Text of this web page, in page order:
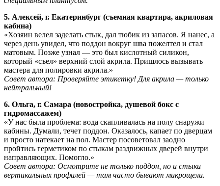
5. Алексей, г. Екатеринбург (съемная квартира, акриловая
кабина)
«Хозяин велел заделать стык, дал тюбик из запасов. Я нанес, а
через день увидел, что поддон вокруг шва пожелтел и стал
матовым. Позже узнал — это был кислотный силикон,
который «съел» верхний слой акрила. Пришлось вызывать
мастера для полировки акрила.»
Совет автора: Проверяйте этикетку! Для акрила — только
нейтральный!
6. Ольга, г. Самара (новостройка, душевой бокс с
гидромассажем)
«У нас была проблема: вода скапливалась на полу снаружи
кабины. Думали, течет поддон. Оказалось, капает по дверцам
и просто натекает на пол. Мастер посоветовал заодно
пройтись герметиком по стыкам раздвижных дверей внутри
направляющих. Помогло.»
Совет автора: Осмотрите не только поддон, но и стыки
вертикальных профилей — там часто бывают микрощели.